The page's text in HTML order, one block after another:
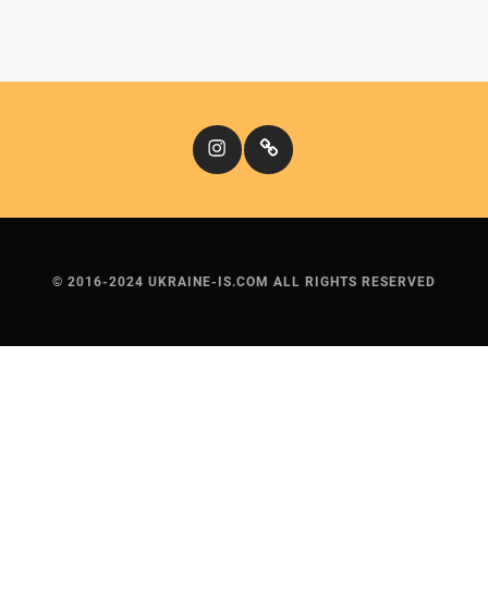
InstagramКіномандри
© 2016-2024 UKRAINE-IS.COM ALL RIGHTS RESERVED